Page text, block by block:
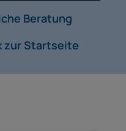
Beratung
zur Startseite